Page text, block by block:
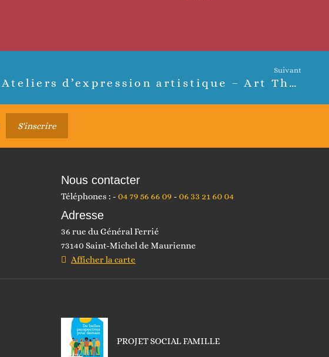
Suivant
Ateliers d’expression artistique – Art Thérapie
S'inscrire
Nous contacter
Téléphones : 04 79 56 66 09 06 33 21 60 04
Adresse
36 rue du Général Ferrié
73140 Saint-Michel de Maurienne
Afficher la carte
PROJET SOCIAL FAMILLE